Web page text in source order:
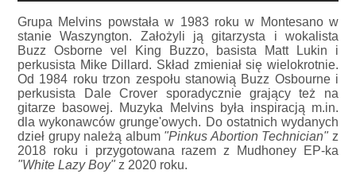
Grupa Melvins powstała w 1983 roku w Montesano w
stanie Waszyngton. Założyli ją gitarzysta i wokalista
Buzz Osborne vel King Buzzo, basista Matt Lukin i
perkusista Mike Dillard. Skład zmieniał się wielokrotnie.
Od 1984 roku trzon zespołu stanowią Buzz Osbourne i
perkusista Dale Crover sporadycznie grający też na
gitarze basowej. Muzyka Melvins była inspiracją m.in.
dla wykonawców grunge'owych. Do ostatnich wydanych
dzieł grupy należą album "Pinkus Abortion Technician"z
2018 roku i przygotowana razem z Mudhoney EP-ka
"White Lazy Boy"z 2020 roku.